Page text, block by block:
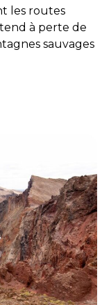
les routes
à perte de
sauvages